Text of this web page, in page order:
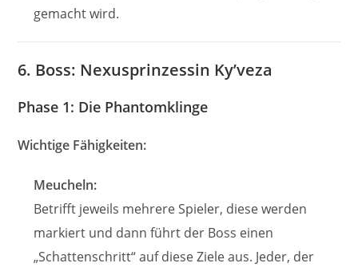
gemacht wird.
6. Boss: Nexusprinzessin Ky’veza
Phase 1: Die Phantomklinge
Wichtige Fähigkeiten:
Meucheln:
Betrifft jeweils mehrere Spieler, diese werden
markiert und dann führt der Boss einen
„Schattenschritt“ auf diese Ziele aus. Jeder, der